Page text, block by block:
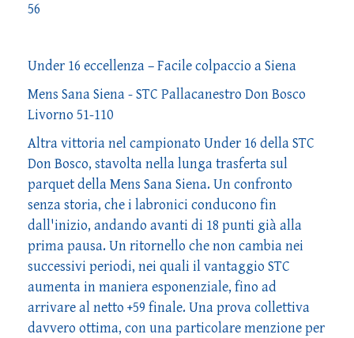
56
Under 16 eccellenza – Facile colpaccio a Siena
Mens Sana Siena - STC Pallacanestro Don Bosco
Livorno 51-110
Altra vittoria nel campionato Under 16 della STC
Don Bosco, stavolta nella lunga trasferta sul
parquet della Mens Sana Siena. Un confronto
senza storia, che i labronici conducono fin
dall'inizio, andando avanti di 18 punti già alla
prima pausa. Un ritornello che non cambia nei
successivi periodi, nei quali il vantaggio STC
aumenta in maniera esponenziale, fino ad
arrivare al netto +59 finale. Una prova collettiva
davvero ottima, con una particolare menzione per